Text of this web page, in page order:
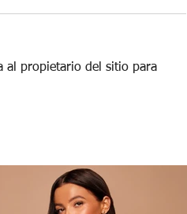
al propietario del sitio para